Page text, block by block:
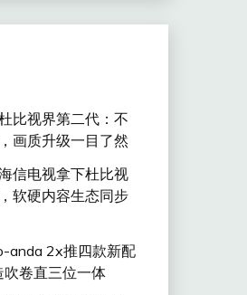
比视界第二代：不
画质升级一目了然
信电视拿下杜比视
软硬内容生态同步
anda 2x推四款新配
卷直三位一体